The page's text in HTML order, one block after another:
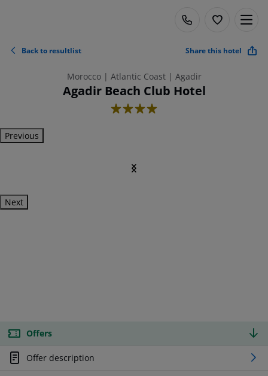
Back to resultlist Share this hotel
Morocco | Atlantic Coast | Agadir
Agadir Beach Club Hotel
4
Previous
Next
Offers
Offer description